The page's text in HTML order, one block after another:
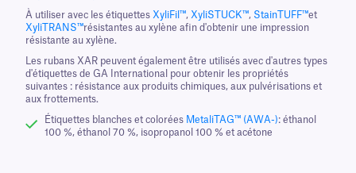
À utiliser avec les étiquettes XyliFil™, XyliSTUCK™, StainTUFF™et
XyliTRANS™résistantes au xylène afin d'obtenir une impression
résistante au xylène.
Les rubans XAR peuvent également être utilisés avec d'autres types
d'étiquettes de GA International pour obtenir les propriétés
suivantes : résistance aux produits chimiques, aux pulvérisations et
aux frottements.
Étiquettes blanches et colorées MetaliTAG™ (AWA-): éthanol
100 %, éthanol 70 %, isopropanol 100 % et acétone